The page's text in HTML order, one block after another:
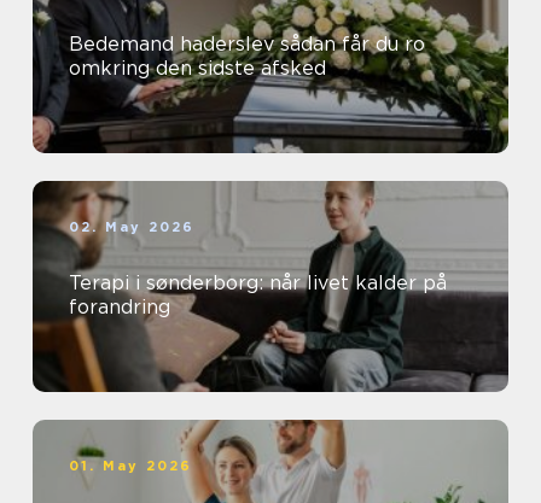
Bedemand haderslev sådan får du ro
omkring den sidste afsked
02. May 2026
Terapi i sønderborg: når livet kalder på
forandring
01. May 2026